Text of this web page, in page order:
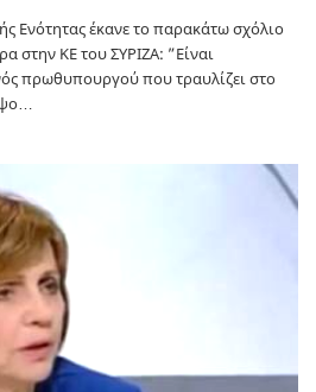
Ενότητας έκανε το παρακάτω σχόλιο
στην ΚΕ του ΣΥΡΙΖΑ: ”Είναι
πρωθυπουργού που τραυλίζει στο